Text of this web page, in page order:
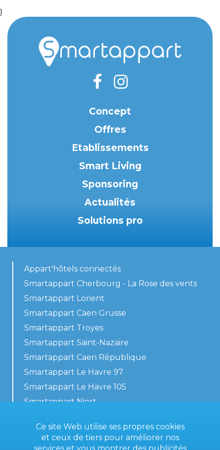
}
Concept
Offres
Etablissements
Smart Living
Sponsoring
Actualités
Solutions pro
Appart'hôtels connectés
Smartappart Cherbourg - La Rose des vents
Smartappart Lorient
Smartappart Caen Grusse
Smartappart Troyes
Smartappart Saint-Nazaire
Smartappart Caen République
Smartappart Le Havre 97
Smartappart Le Havre 105
Smartappart Niort
Ce site Web utilise ses propres cookies
et ceux de tiers pour améliorer nos